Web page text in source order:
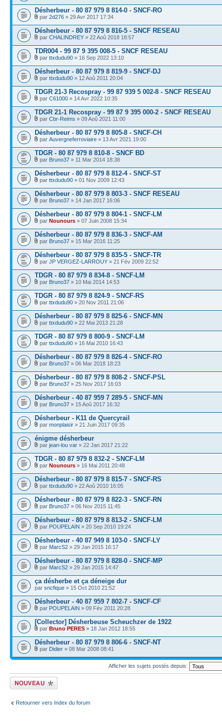
Désherbeur - 80 87 979 8 814-0 - SNCF-RO
par 2d276 » 29 Avr 2017 17:34
Désherbeur - 80 87 979 8 816-5 - SNCF RESEAU
par CHALINDREY » 22 Aoû 2018 18:57
TDR004 - 99 87 9 395 008-5 - SNCF RESEAU
par ttxdudu90 » 16 Sep 2022 13:10
Désherbeur - 80 87 979 8 819-9 - SNCF-DJ
par ttxdudu90 » 12 Aoû 2011 20:04
TDGR 21-3 Recospray - 99 87 939 5 002-8 - SNCF RESEAU
par C61000 » 14 Avr 2022 10:35
TDGR 21-1 Recospray - 99 87 9 395 000-2 - SNCF RESEAU
par Cbr-Reims » 09 Aoû 2021 11:00
Désherbeur - 80 87 979 8 805-8 - SNCF-CH
par Auvergneferroviaire » 13 Avr 2021 19:00
TDGR - 80 87 979 8 810-8 - SNCF BD
par Bruno37 » 11 Mar 2014 18:38
Désherbeur - 80 87 979 8 812-4 - SNCF-ST
par ttxdudu90 » 01 Nov 2009 12:43
Désherbeur - 80 87 979 8 803-3 - SNCF RESEAU
par Bruno37 » 14 Jan 2017 16:06
Désherbeur - 80 87 979 8 804-1 - SNCF-LM
par Nounours » 07 Juin 2008 15:34
Désherbeur - 80 87 979 8 836-3 - SNCF-AM
par Bruno37 » 15 Mar 2016 11:25
Désherbeur - 80 87 979 8 835-5 - SNCF-TR
par JP VERGEZ-LARROUY » 21 Fév 2009 22:52
TDGR - 80 87 979 8 834-8 - SNCF-LM
par Bruno37 » 10 Mai 2014 14:53
TDGR - 80 87 979 8 824-9 - SNCF-RS
par ttxdudu90 » 20 Nov 2011 21:06
Désherbeur - 80 87 979 8 825-6 - SNCF-MN
par ttxdudu90 » 22 Mai 2013 21:28
TDGR - 80 87 979 8 800-9 - SNCF-LM
par ttxdudu90 » 16 Mai 2010 16:43
Désherbeur - 80 87 979 8 826-4 - SNCF-RO
par Bruno37 » 06 Mar 2018 18:23
Désherbeur - 80 87 979 8 808-2 - SNCF-PSL
par Bruno37 » 25 Nov 2017 16:03
Désherbeur - 40 87 959 7 289-5 - SNCF-MN
par Bruno37 » 15 Aoû 2017 16:32
Désherbeur - K11 de Quercyrail
par monplaisir » 21 Juin 2017 09:35
énigme désherbeur
par jean-lou var » 22 Jan 2017 21:22
TDGR - 80 87 979 8 832-2 - SNCF-LM
par Nounours » 16 Mai 2011 20:48
Désherbeur - 80 87 979 8 815-7 - SNCF-RS
par ttxdudu90 » 22 Aoû 2010 16:05
Désherbeur - 80 87 979 8 822-3 - SNCF-RN
par Bruno37 » 06 Nov 2015 11:45
Désherbeur - 80 87 979 8 813-2 - SNCF-LM
par POUPELAIN » 20 Sep 2010 19:24
Désherbeur - 40 87 949 8 103-0 - SNCF-LY
par MarcS2 » 29 Jan 2015 16:17
Désherbeur - 80 87 979 8 828-0 - SNCF-MP
par MarcS2 » 29 Jan 2015 14:47
ça désherbe et ça déneige dur
par sncfique » 15 Oct 2010 21:52
Désherbeur - 40 87 959 7 802-7 - SNCF-CF
par POUPELAIN » 09 Fév 2011 20:28
[Collector] Désherbeuse Scheuchzer de 1922
par Bruno PERES » 18 Jan 2012 18:55
Désherbeur - 80 87 979 8 806-6 - SNCF-NT
par Didier » 08 Mar 2008 08:41
Afficher les sujets postés depuis:
Écrire un nouveau
sujet
Retourner vers Index du forum